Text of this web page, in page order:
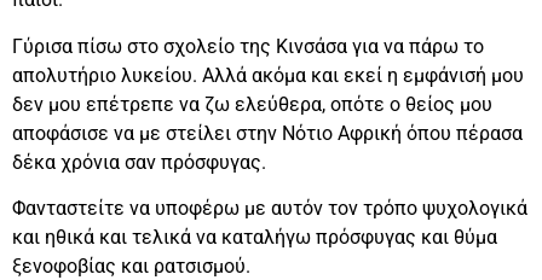
Γύρισα πίσω στο σχολείο της Κινσάσα για να πάρω το
απολυτήριο λυκείου. Αλλά ακόμα και εκεί η εμφάνισή μου
δεν μου επέτρεπε να ζω ελεύθερα, οπότε ο θείος μου
αποφάσισε να με στείλει στην Νότιο Αφρική όπου πέρασα
δέκα χρόνια σαν πρόσφυγας.
Φανταστείτε να υποφέρω με αυτόν τον τρόπο ψυχολογικά
και ηθικά και τελικά να καταλήγω πρόσφυγας και θύμα
ξενοφοβίας και ρατσισμού.